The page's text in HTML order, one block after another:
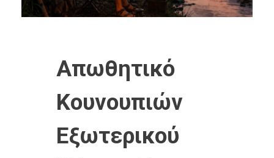
Απωθητικό
Κουνουπιών
Εξωτερικού